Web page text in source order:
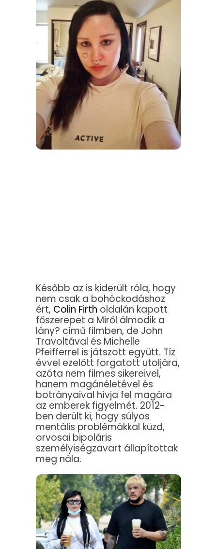
Később az is kiderült róla, hogy
nem csak a bohóckodáshoz
ért, Colin Firth oldalán kapott
főszerepet a Miről álmodik a
lány? című filmben, de John
Travoltával és Michelle
Pfeifferrel is játszott együtt. Tíz
évvel ezelőtt forgatott utoljára,
azóta nem filmes sikereivel,
hanem magánéletével és
botrányaival hívja fel magára
az emberek figyelmét. 2012-
ben derült ki, hogy súlyos
mentális problémákkal küzd,
orvosai bipoláris
személyiségzavart állapítottak
meg nála.